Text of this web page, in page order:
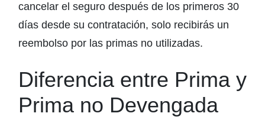
cancelar el seguro después de los primeros 30
días desde su contratación, solo recibirás un
reembolso por las primas no utilizadas.
Diferencia entre Prima y
Prima no Devengada